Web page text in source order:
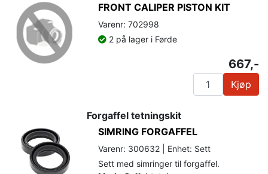
FRONT CALIPER PISTON KIT
Varenr: 702998
2 på lager i Førde
667,-
Kjøp
Forgaffel tetningskit
SIMRING FORGAFFEL
Varenr: 300632 | Enhet: Sett
Sett med simringer til forgaffel.